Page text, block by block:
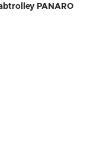
PANARO